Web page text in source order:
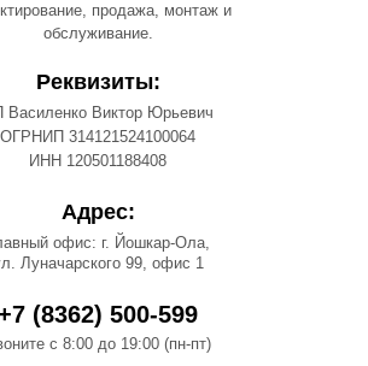
продажа, монтаж и
обслуживание.
Реквизиты:
Василенко Виктор Юрьевич
ОГРНИП 314121524100064
ИНН 120501188408
Адрес:
офис: г. Йошкар-Ола,
Луначарского 99, офис 1
(8362) 500-599
с 8:00 до 19:00 (пн-пт)